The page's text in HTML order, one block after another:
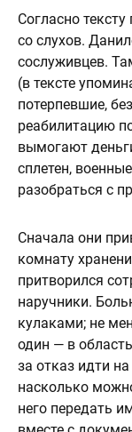
Согласно
со слухов.
сослуживцев.
(в тексте
потерпевшие,
реабилитацию
вымогают
сплетен,
разобраться с
Сначала они
комнату
притворился
наручники.
кулаками; не
один — в
за отказ идти
насколько
него передать